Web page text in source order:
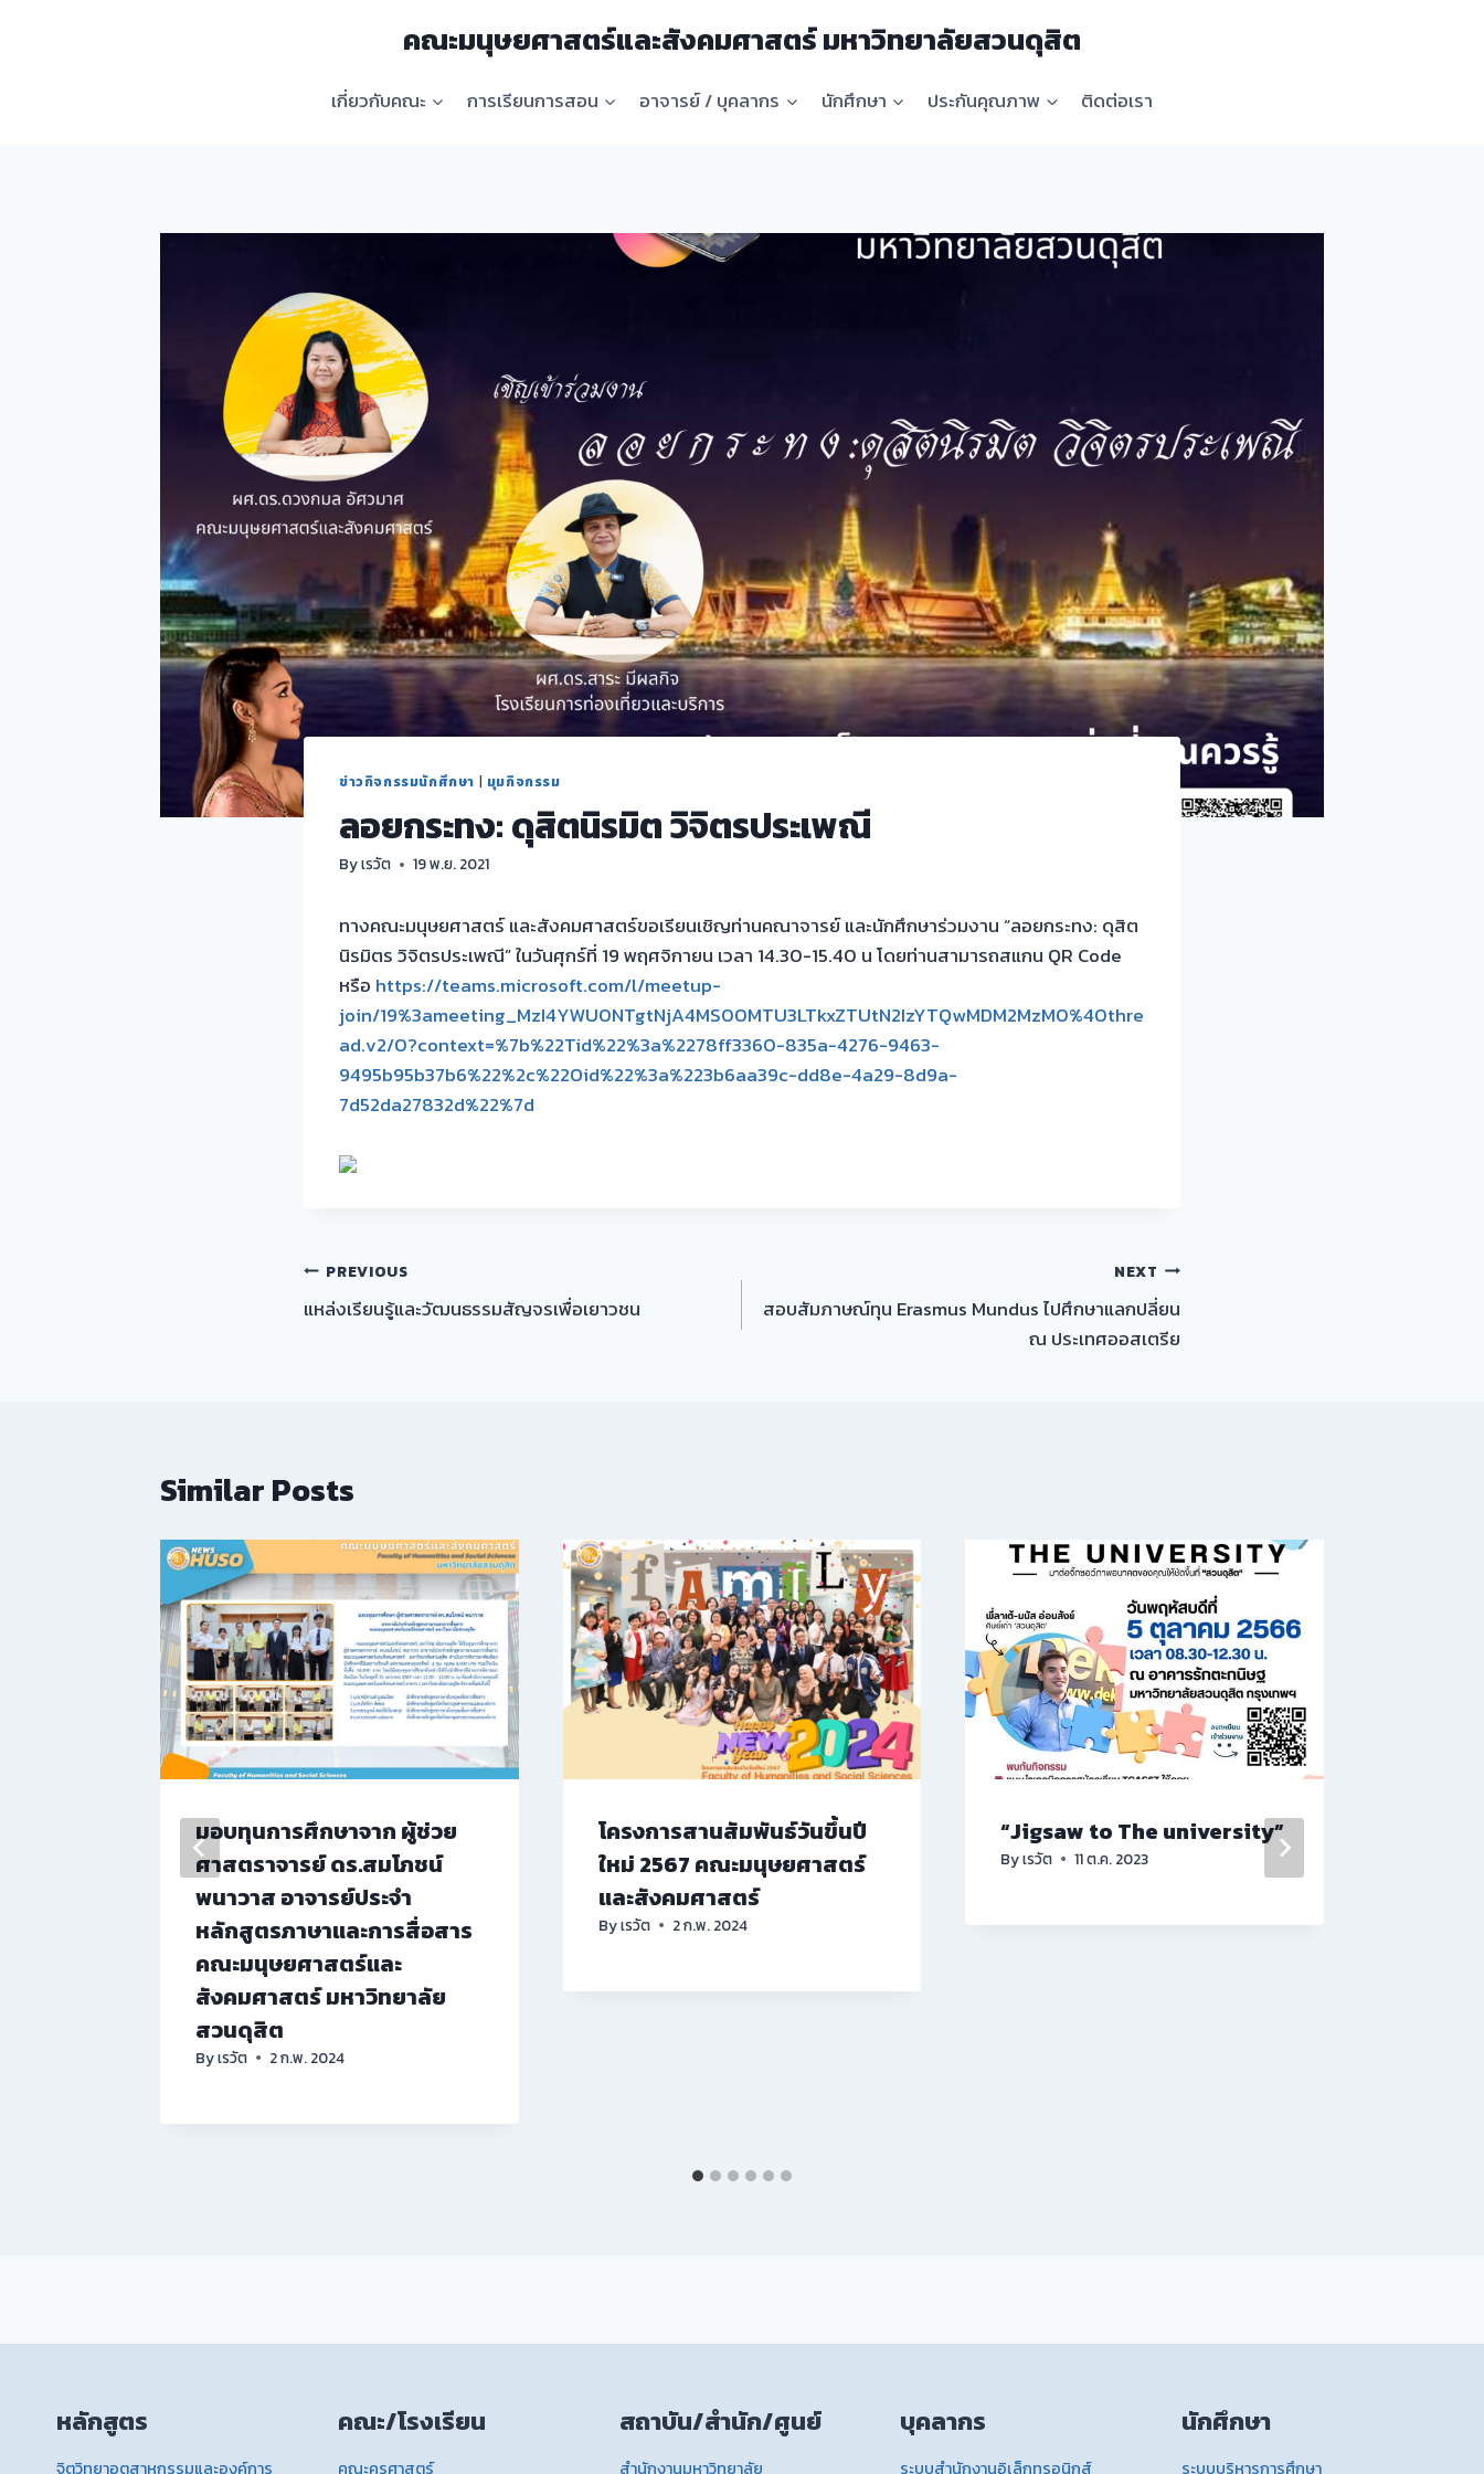
คณะมนุษยศาสตร์และสังคมศาสตร์ มหาวิทยาลัยสวนดุสิต
เกี่ยวกับคณะ การเรียนการสอน อาจารย์ / บุคลากร นักศึกษา ประกันคุณภาพ ติดต่อเรา
ข่าวกิจกรรมนักศึกษา | มุมกิจกรรม
ลอยกระทง: ดุสิตนิรมิต วิจิตรประเพณี
Byเรวัต 19 พ.ย. 2021
ทางคณะมนุษยศาสตร์ และสังคมศาสตร์ขอเรียนเชิญท่านคณาจารย์ และนักศึกษาร่วมงาน “ลอยกระทง: ดุสิต
นิรมิตร วิจิตรประเพณี” ในวันศุกร์ที่ 19 พฤศจิกายน เวลา 14.30-15.40 น โดยท่านสามารถสแกน QR Code
หรือ https://teams.microsoft.com/l/meetup-
join/19%3ameeting_MzI4YWU0NTgtNjA4MS00MTU3LTkxZTUtN2IzYTQwMDM2MzM0%40thre
ad.v2/0?context=%7b%22Tid%22%3a%2278ff3360-835a-4276-9463-
9495b95b37b6%22%2c%22Oid%22%3a%223b6aa39c-dd8e-4a29-8d9a-
7d52da27832d%22%7d
เมนู
นำทาง
PREVIOUS
แหล่งเรียนรู้และวัฒนธรรมสัญจรเพื่อเยาวชน
NEXT
สอบสัมภาษณ์ทุน Erasmus Mundus ไปศึกษาแลกปลี่ยน
ณ ประเทศออสเตรีย
Similar Posts
มอบทุนการศึกษาจาก ผู้ช่วย
ศาสตราจารย์ ดร.สมโภชน์
พนาวาส อาจารย์ประจำ
หลักสูตรภาษาและการสื่อสาร
คณะมนุษยศาสตร์และ
สังคมศาสตร์ มหาวิทยาลัย
สวนดุสิต
Byเรวัต 2 ก.พ. 2024
โครงการสานสัมพันธ์วันขึ้นปี
ใหม่ 2567 คณะมนุษยศาสตร์
และสังคมศาสตร์
Byเรวัต 2 ก.พ. 2024
“Jigsaw to The university”
Byเรวัต 11 ต.ค. 2023
หลักสูตร
จิตวิทยาอุตสาหกรรมและองค์การ
คณะ/โรงเรียน
คณะครุศาสตร์
สถาบัน/สำนัก/ศูนย์
สำนักงานมหาวิทยาลัย
บุคลากร
ระบบสำนักงานอิเล็กทรอนิกส์
นักศึกษา
ระบบบริหารการศึกษา